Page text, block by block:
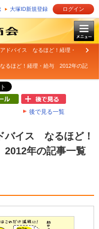
大塚ID新規登録 ログイン
アドバイス なるほど！経理・
るほど！経理・給与 2012年の記
後で見る一覧
バイス なるほど！
年の記事一覧